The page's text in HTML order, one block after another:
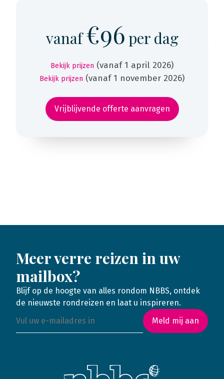
vanaf€96 per dag
Bekijk prijzen (vanaf 1 april 2026)
Bekijk prijzen (vanaf 1 november 2026)
Vrijblijvende offerte aanvragen
Meer verre reizen in uw
mailbox?
Blijf op de hoogte van alles rondom NBBS, ontdek
de nieuwste rondreizen en laat u inspireren.
Meld mij aan